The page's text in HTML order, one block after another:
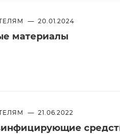
— 20.01.2024
материалы
— 21.06.2022